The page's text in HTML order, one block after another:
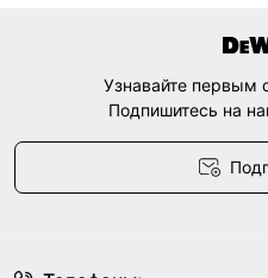
Узнавайте первым
Подпишитесь на